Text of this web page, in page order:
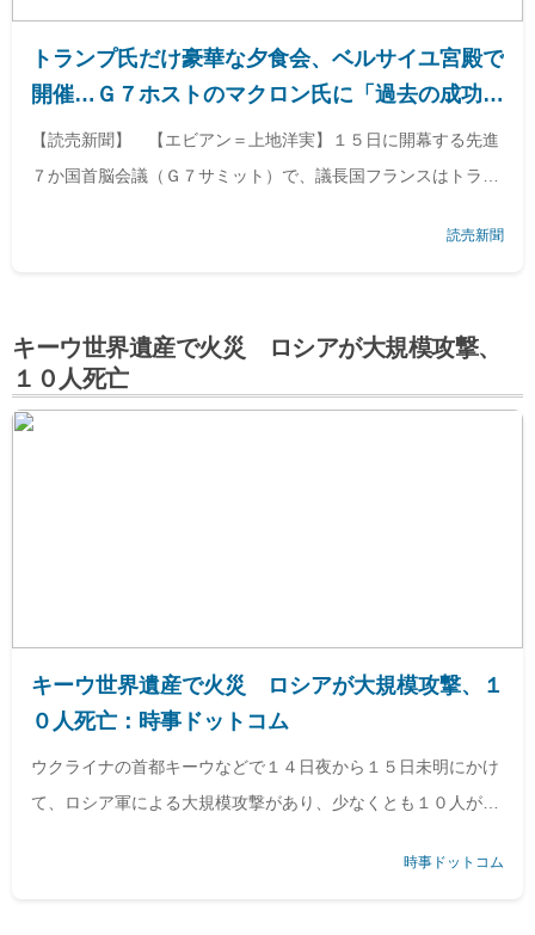
トランプ氏だけ豪華な夕食会、ベルサイユ宮殿で
開催…Ｇ７ホストのマクロン氏に「過去の成功体
験」
【読売新聞】 【エビアン＝上地洋実】１５日に開幕する先進
７か国首脳会議（Ｇ７サミット）で、議長国フランスはトラン
７か国の首脳が集まる場であるにもかかわらず、トランプ氏だ
読売新聞
キーウ世界遺産で火災 ロシアが大規模攻撃、
１０人死亡
キーウ世界遺産で火災 ロシアが大規模攻撃、１
０人死亡：時事ドットコム
ウクライナの首都キーウなどで１４日夜から１５日未明にかけ
て、ロシア軍による大規模攻撃があり、少なくとも１０人が死
世紀に建立されたキーウの世界遺産ペチェルスカヤ大修道院も
時事ドットコム